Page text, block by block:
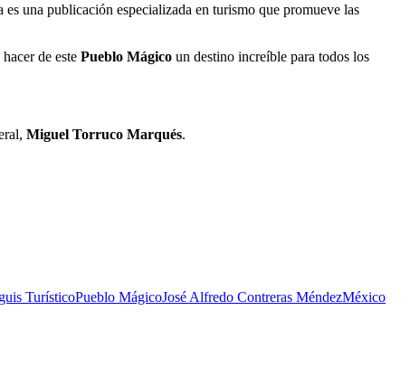
una publicación especializada en turismo que promueve las
de este Pueblo Mágico un destino increíble para todos los
Miguel Torruco Marqués.
TurísticoPueblo MágicoJosé Alfredo Contreras MéndezMéxico